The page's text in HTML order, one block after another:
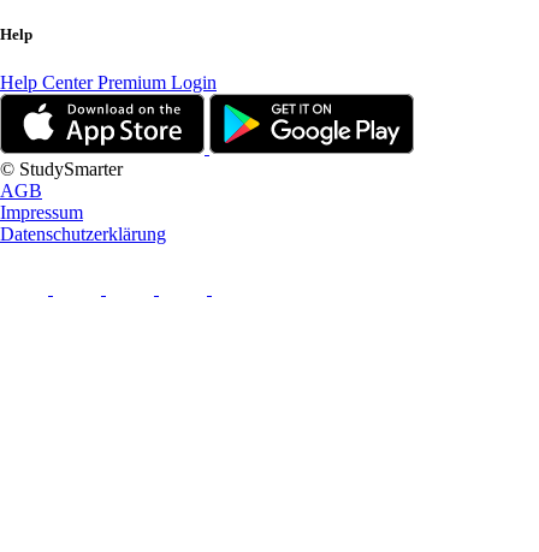
Help
Help CenterPremium Login
© StudySmarter
AGB
Impressum
Datenschutzerklärung